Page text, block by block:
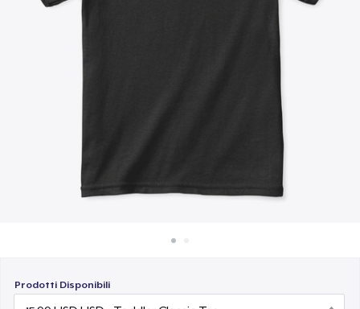
Prodotti Disponibili
14,99 USD
Kids Premium Tee
18,99 USD
Premium Tank Top
Baby Premium Onesie